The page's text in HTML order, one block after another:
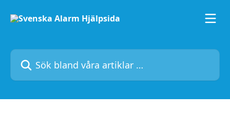
Sök bland våra artiklar …